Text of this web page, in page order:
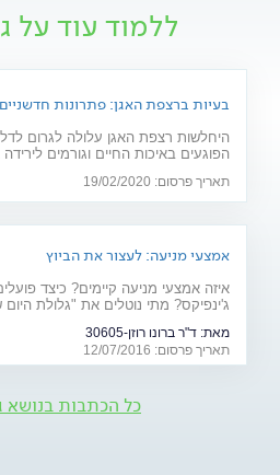
ללמוד עוד על
בעיות ברצפת האגן: פתרונות חדשניים
היחלשות רצפת האגן עלולה לגרום
הפוגעים באיכות החיים וגורמים
אלקטרומגנטי ולייזר וגינלי
תאריך פרסום: 19/02/2020
אמצעי מניעה: לעצור את הביוץ
איזה אמצעי מניעה קיימים? כיצד
ג'ינפיקס? מתי נוטלים את "גלולת
מאת: ד"ר ברונו רוזן-30605
תאריך פרסום: 12/07/2016
כל הכתבות בנושא